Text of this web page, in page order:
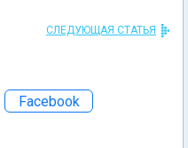
СЛЕДУЮЩАЯ СТАТЬЯ
Facebook